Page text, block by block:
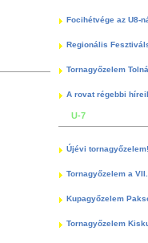
Focihétvége az U8-
Regionális
Tornagyőzelem
A rovat régebbi
U-7
Újévi tornagyőzelem!
Tornagyőzelem a
Kupagyőzelem
Tornagyőzelem